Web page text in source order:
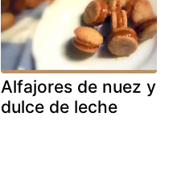
Alfajores de nuez y
dulce de leche